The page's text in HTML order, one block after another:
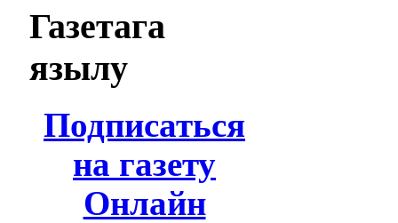
Газетага
язылу
Подписаться
на газету
Онлайн